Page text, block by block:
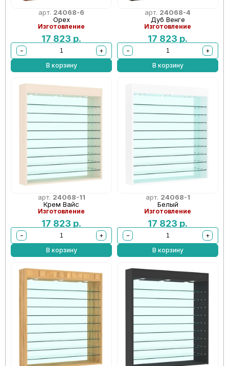
арт. 24068-6
Орех
Изготовление
17 823 р.
−
+
В корзину
арт. 24068-4
Дуб Венге
Изготовление
17 823 р.
−
+
В корзину
арт. 24068-11
Крем Вайс
Изготовление
17 823 р.
−
+
В корзину
арт. 24068-1
Белый
Изготовление
17 823 р.
−
+
В корзину